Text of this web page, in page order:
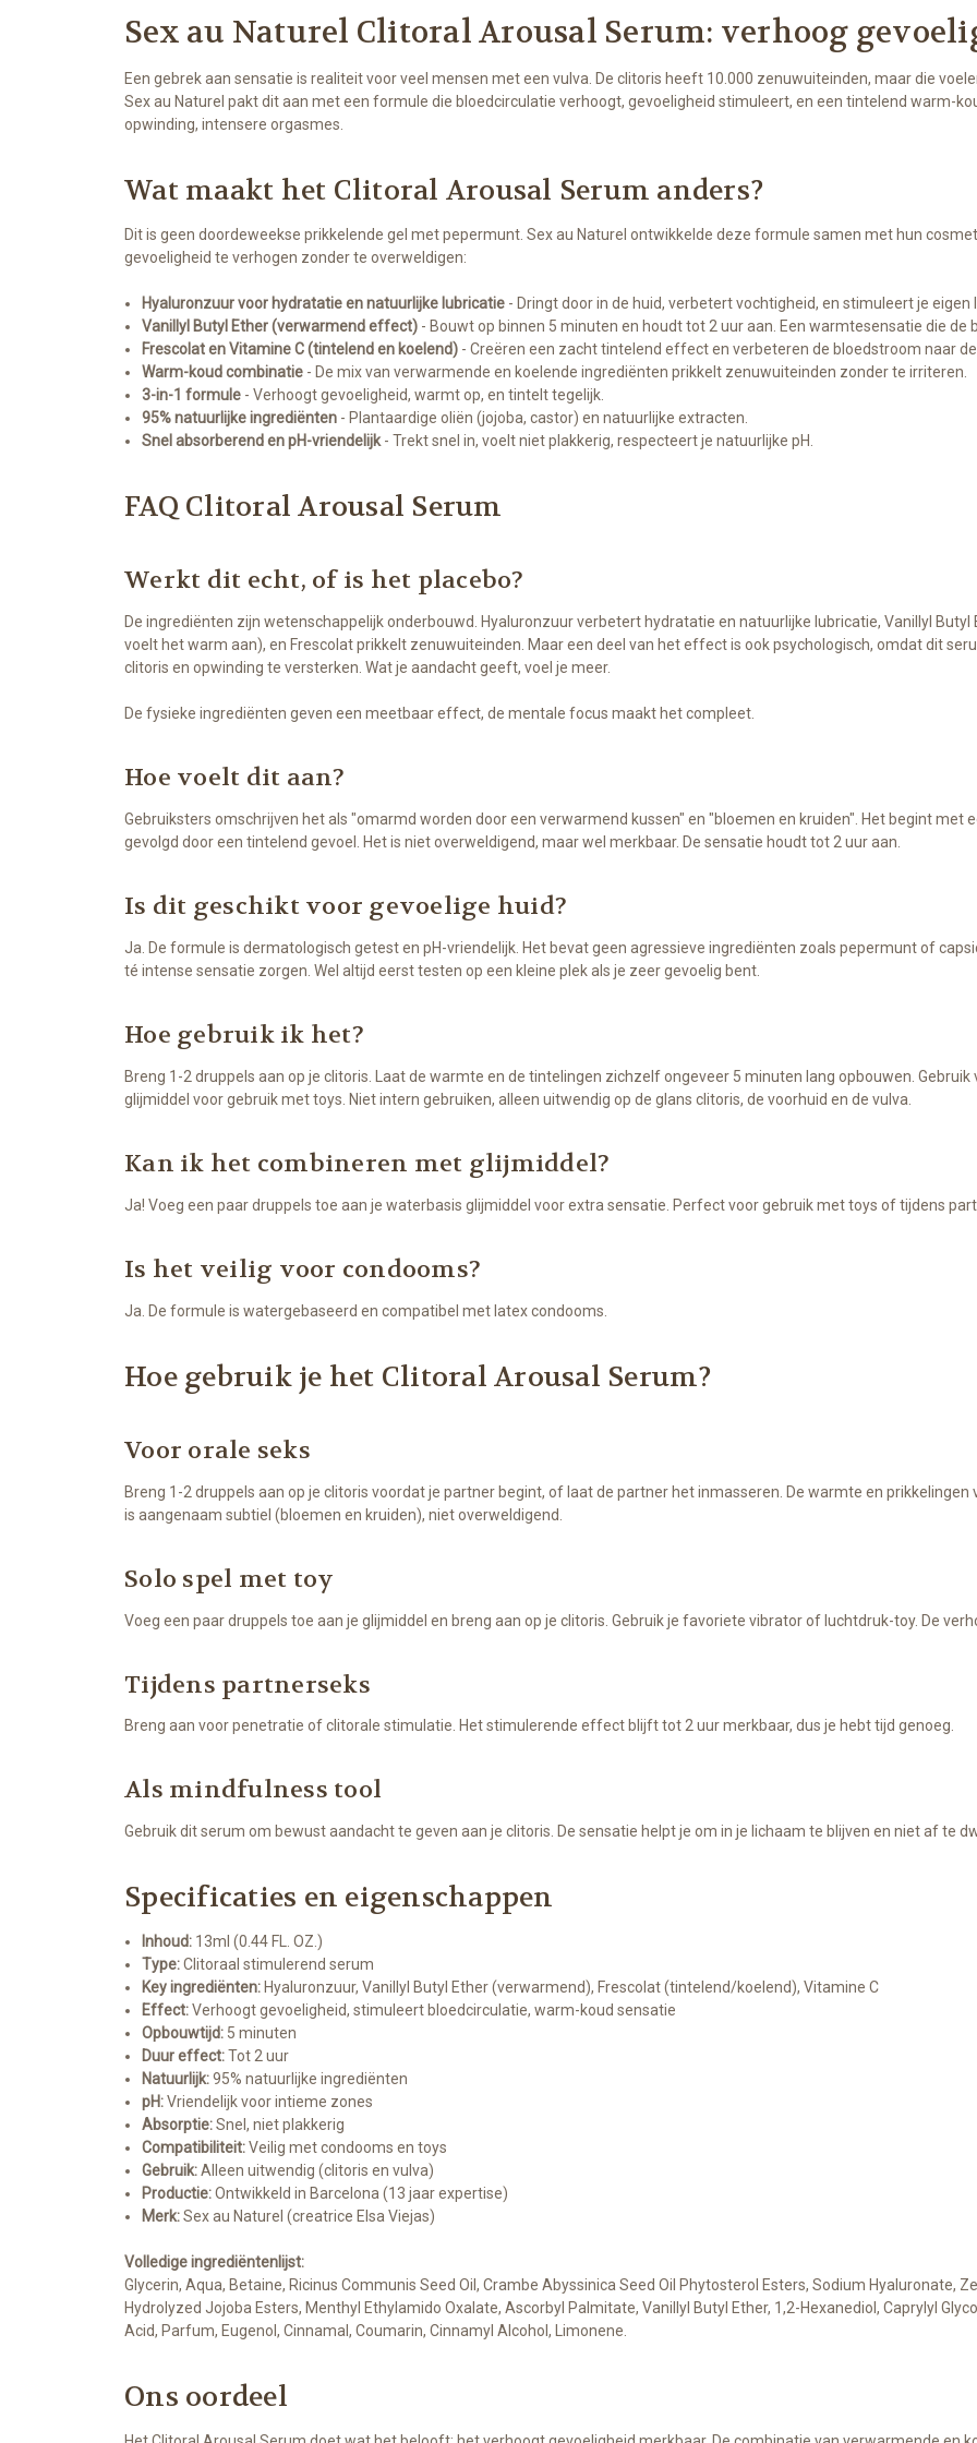
Sex au Naturel Clitoral Arousal Serum: verhoog
Een gebrek aan sensatie is realiteit voor veel mensen met een vulva. De clitoris heeft 10.000 zenuwuiteinden, maar die
Sex au Naturel pakt dit aan met een formule die bloedcirculatie verhoogt, gevoeligheid stimuleert, en een tintelend warm-
opwinding, intensere orgasmes.
Wat maakt het Clitoral Arousal Serum anders?
Dit is geen doordeweekse prikkelende gel met pepermunt. Sex au Naturel ontwikkelde deze formule samen met hun
gevoeligheid te verhogen zonder te overweldigen:
Hyaluronzuur voor hydratatie en natuurlijke lubricatie - Dringt door in de huid, verbetert vochtigheid, en stimuleert je
Vanillyl Butyl Ether (verwarmend effect) - Bouwt op binnen 5 minuten en houdt tot 2 uur aan. Een warmtesensatie die de
Frescolat en Vitamine C (tintelend en koelend) - Creëren een zacht tintelend effect en verbeteren de bloedstroom naar
Warm-koud combinatie - De mix van verwarmende en koelende ingrediënten prikkelt zenuwuiteinden zonder te irriteren.
3-in-1 formule - Verhoogt gevoeligheid, warmt op, en tintelt tegelijk.
95% natuurlijke ingrediënten - Plantaardige oliën (jojoba, castor) en natuurlijke extracten.
Snel absorberend en pH-vriendelijk - Trekt snel in, voelt niet plakkerig, respecteert je natuurlijke pH.
FAQ Clitoral Arousal Serum
Werkt dit echt, of is het placebo?
De ingrediënten zijn wetenschappelijk onderbouwd. Hyaluronzuur verbetert hydratatie en natuurlijke lubricatie, Vanillyl
voelt het warm aan), en Frescolat prikkelt zenuwuiteinden. Maar een deel van het effect is ook psychologisch, omdat dit
clitoris en opwinding te versterken. Wat je aandacht geeft, voel je meer.
De fysieke ingrediënten geven een meetbaar effect, de mentale focus maakt het compleet.
Hoe voelt dit aan?
Gebruiksters omschrijven het als "omarmd worden door een verwarmend kussen" en "bloemen en kruiden". Het begint
gevolgd door een tintelend gevoel. Het is niet overweldigend, maar wel merkbaar. De sensatie houdt tot 2 uur aan.
Is dit geschikt voor gevoelige huid?
Ja. De formule is dermatologisch getest en pH-vriendelijk. Het bevat geen agressieve ingrediënten zoals pepermunt of
té intense sensatie zorgen. Wel altijd eerst testen op een kleine plek als je zeer gevoelig bent.
Hoe gebruik ik het?
Breng 1-2 druppels aan op je clitoris. Laat de warmte en de tintelingen zichzelf ongeveer 5 minuten lang opbouwen. Gebruik
glijmiddel voor gebruik met toys. Niet intern gebruiken, alleen uitwendig op de glans clitoris, de voorhuid en de vulva.
Kan ik het combineren met glijmiddel?
Ja! Voeg een paar druppels toe aan je waterbasis glijmiddel voor extra sensatie. Perfect voor gebruik met toys of tijdens
Is het veilig voor condooms?
Ja. De formule is watergebaseerd en compatibel met latex condooms.
Hoe gebruik je het Clitoral Arousal Serum?
Voor orale seks
Breng 1-2 druppels aan op je clitoris voordat je partner begint, of laat de partner het inmasseren. De warmte en
is aangenaam subtiel (bloemen en kruiden), niet overweldigend.
Solo spel met toy
Voeg een paar druppels toe aan je glijmiddel en breng aan op je clitoris. Gebruik je favoriete vibrator of luchtdruk-toy. De
Tijdens partnerseks
Breng aan voor penetratie of clitorale stimulatie. Het stimulerende effect blijft tot 2 uur merkbaar, dus je hebt tijd genoeg.
Als mindfulness tool
Gebruik dit serum om bewust aandacht te geven aan je clitoris. De sensatie helpt je om in je lichaam te blijven en niet af te
Specificaties en eigenschappen
Inhoud: 13ml (0.44 FL. OZ.)
Type:Clitoraal stimulerend serum
Key ingrediënten: Hyaluronzuur, Vanillyl Butyl Ether (verwarmend), Frescolat (tintelend/koelend), Vitamine C
Effect:Verhoogt gevoeligheid, stimuleert bloedcirculatie, warm-koud sensatie
Opbouwtijd: 5 minuten
Duur effect:Tot 2 uur
Natuurlijk:95% natuurlijke ingrediënten
pH:Vriendelijk voor intieme zones
Absorptie:Snel, niet plakkerig
Compatibiliteit:Veilig met condooms en toys
Gebruik:Alleen uitwendig (clitoris en vulva)
Productie:Ontwikkeld in Barcelona (13 jaar expertise)
Merk:Sex au Naturel (creatrice Elsa Viejas)
Volledige ingrediëntenlijst:
Glycerin, Aqua, Betaine, Ricinus Communis Seed Oil, Crambe Abyssinica Seed Oil Phytosterol Esters, Sodium Hyaluronate,
Hydrolyzed Jojoba Esters, Menthyl Ethylamido Oxalate, Ascorbyl Palmitate, Vanillyl Butyl Ether, 1,2-Hexanediol, Caprylyl
Acid, Parfum, Eugenol, Cinnamal, Coumarin, Cinnamyl Alcohol, Limonene.
Ons oordeel